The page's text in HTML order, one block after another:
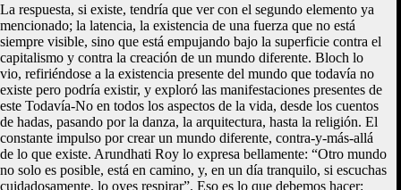
La respuesta, si existe, tendría que ver con el segundo elemento ya
mencionado; la latencia, la existencia de una fuerza que no está
siempre visible, sino que está empujando bajo la superficie contra el
capitalismo y contra la creación de un mundo diferente. Bloch lo
vio, refiriéndose a la existencia presente del mundo que todavía no
existe pero podría existir, y exploró las manifestaciones presentes de
este Todavía-No en todos los aspectos de la vida, desde los cuentos
de hadas, pasando por la danza, la arquitectura, hasta la religión. El
constante impulso por crear un mundo diferente, contra-y-más-allá
de lo que existe. Arundhati Roy lo expresa bellamente: “Otro mundo
no solo es posible, está en camino, y, en un día tranquilo, si escuchas
cuidadosamente, lo oyes respirar”. Eso es lo que debemos hacer: